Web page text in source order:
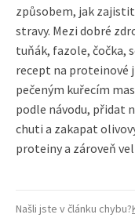
způsobem, jak
stravy. Mezi dobré
tuňák, fazole, čočka,
recept na proteinové
pečeným kuřecím
podle návodu, přidat
chuti a zakapat
proteiny a zároveň
Našli jste v článku chybu?